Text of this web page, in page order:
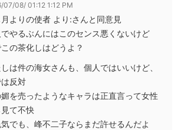
07/08/ 01:12 1:12 PM
よりの使者 より:さんと同意見
やるぶんにはこのセンス悪くないけど
の茶化しはどうよ？
は件の海女さんも、個人ではいいけど、
反対
を売ったようなキャラは正直言って女性
て不快
でも、峰不二子ならまだ許せるんだよ